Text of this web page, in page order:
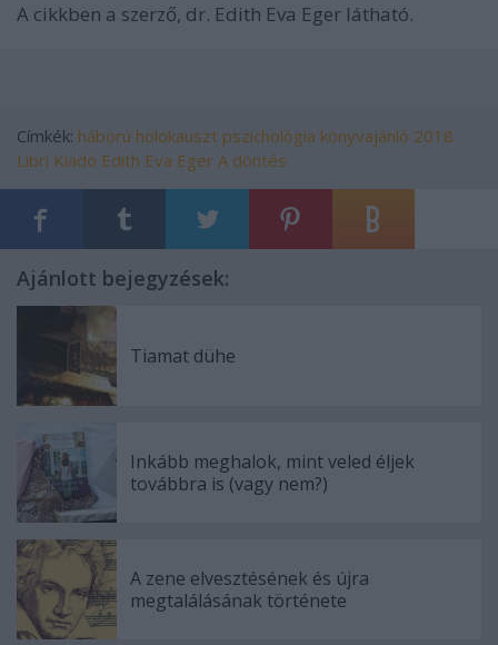
A cikkben a szerző, dr. Edith Eva Eger látható.
Címkék: háború holokauszt pszichológia könyvajánló 2018
Libri Kiadó Edith Eva Eger A döntés
Ajánlott bejegyzések:
Tiamat dühe
Inkább meghalok, mint veled éljek
továbbra is (vagy nem?)
A zene elvesztésének és újra
megtalálásának története